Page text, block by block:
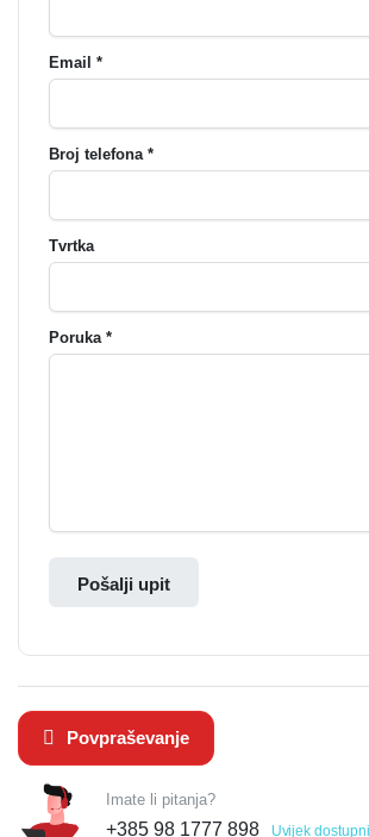
Email *
Broj telefona *
Tvrtka
Poruka *
Pošalji upit
Povpraševanje
Imate li pitanja?
+385 98 1777 898 Uvijek dostupni